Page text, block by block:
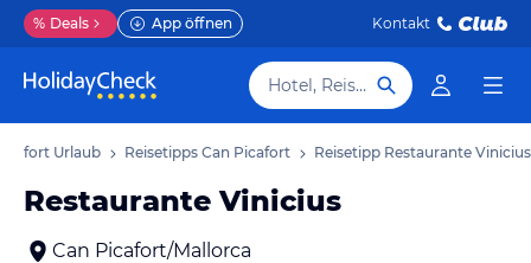
% Deals App öffnen Kontakt
Hotel, Reiseziel
Urlaub Reisetipps Can Picafort Reisetipp Restaurante Vinicius
Restaurante Vinicius
Can Picafort/Mallorca